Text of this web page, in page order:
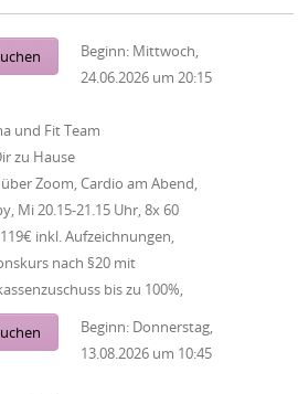
Beginn: Mittwoch,
24.06.2026 um 20:15
und Fit Team
zu Hause
Zoom, Cardio am Abend,
Mi 20.15-21.15 Uhr, 8x 60
inkl. Aufzeichnungen,
nach §20 mit
bis zu 100%,
Beginn: Donnerstag,
13.08.2026 um 10:45